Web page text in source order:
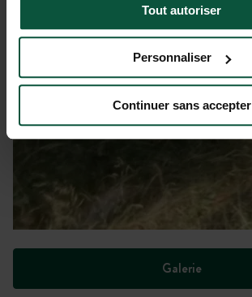
Tout autoriser
Personnaliser
Continuer sans accepter
Galerie